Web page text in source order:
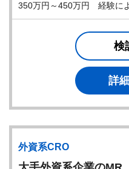
350万円～450万円 経験に
検
詳
外資系CRO